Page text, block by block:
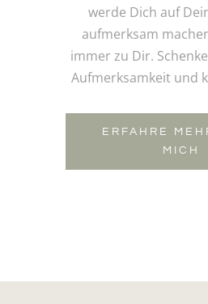
werde Dich auf
aufmerksam
immer zu Dir.
Aufmerksamkeit und
ERFAHRE
MICH